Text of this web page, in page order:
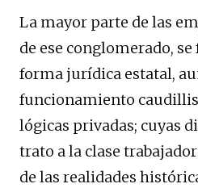
La mayor parte de las
de ese conglomerado,
forma jurídica estatal,
funcionamiento
lógicas privadas; cuyas
trato a la clase
de las realidades